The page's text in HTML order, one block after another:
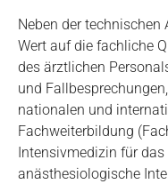
Neben der technischen
Wert auf die fachliche
des ärztlichen
und
nationalen und
Fachweiterbildung
Intensivmedizin für
anästhesiologische